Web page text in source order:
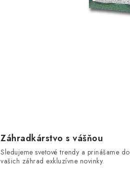
Záhradkárstvo s vášňou
Sledujeme svetové trendy a prinášame do
vašich záhrad exkluzívne novinky.